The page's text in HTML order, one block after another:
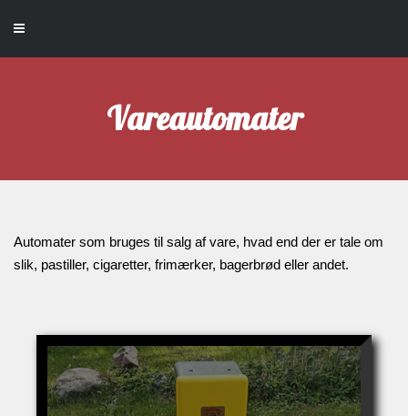
Vareautomater
Automater som bruges til salg af vare, hvad end der er tale om
slik, pastiller, cigaretter, frimærker, bagerbrød eller andet.